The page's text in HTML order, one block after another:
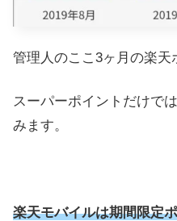
管理人のここ3ヶ月の楽天
スーパーポイントだけで
みます。
楽天モバイルは期間限定